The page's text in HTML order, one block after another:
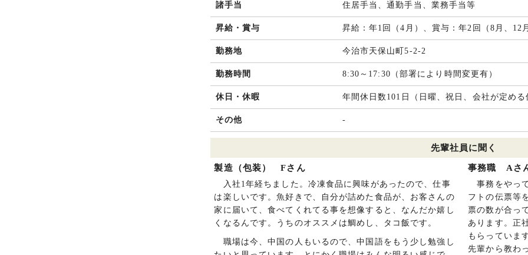
諸手当 住居手当、通勤手当、業務手当等
昇給・賞与 昇給：年1回（4月）、賞与：年2回（8月、12
勤務地 今治市天保山町5-2-2
勤務時間 8:30～17:30（部署により時間変更有）
休日・休暇 年間休日数101日（日曜、祝日、会社が定める
その他 -
先輩社員に聞く
製造（包装） Fさん
入社1年経ちました。冷凍食品に興味があったので、仕事
は楽しいです。魚好きで、自分が詰めた食品が、お客さんの
家に届いて、食べてくれてる事を想像すると、なんだか嬉し
くなるんです。うちのオススメは鯛めし、タコ飯です。
職場は今、中国の人もいるので、中国語をもう少し勉強し
事務職 Aさ
事務をやっ
フトの伝票等
票の数が合っ
あります。正
もらっていま
先輩から教わ